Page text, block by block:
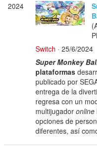
2024
Switch · 25/6/2024
Super Monkey
plataformas
publicado por
entrega de la
regresa con un
multijugadoronline
opciones de
diferentes, así